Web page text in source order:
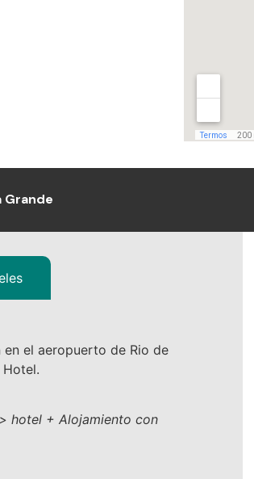
Grande
en el aeropuerto de Rio de
hotel + Alojamiento con